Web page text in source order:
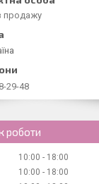
продажу
29-48
роботи
10:00
18:00
10:00
18:00